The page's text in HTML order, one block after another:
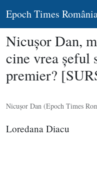
Epoch Times
Nicuşor Dan,
cine vrea şeful
premier?
Nicuşor Dan (Epoch Times
Loredana Diacu